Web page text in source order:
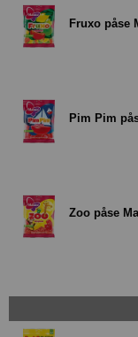
Fruxo påse
Pim Pim
Zoo påse